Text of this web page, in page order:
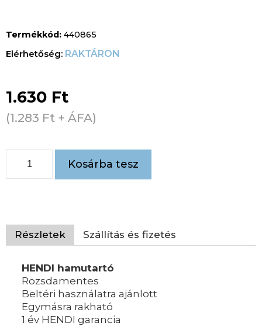
Termékkód: 440865
RAKTÁRON
1.630 Ft
(1.283 Ft + ÁFA)
Kosárba tesz
Részletek Szállítás és fizetés
HENDI hamutartó
Rozsdamentes
Beltéri használatra ajánlott
Egymásra rakható
1 év HENDI garancia